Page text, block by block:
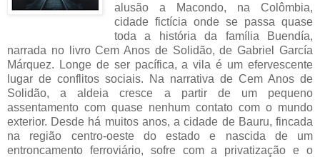
alusão a Macondo, na Colômbia,
cidade fictícia onde se passa quase
toda a história da família Buendía,
narrada no livro Cem Anos de Solidão, de Gabriel García
Márquez. Longe de ser pacífica, a vila é um efervescente
lugar de conflitos sociais. Na narrativa de Cem Anos de
Solidão, a aldeia cresce a partir de um pequeno
assentamento com quase nenhum contato com o mundo
exterior. Desde há muitos anos, a cidade de Bauru, fincada
na região centro-oeste do estado e nascida de um
entroncamento ferroviário, sofre com a privatização e o